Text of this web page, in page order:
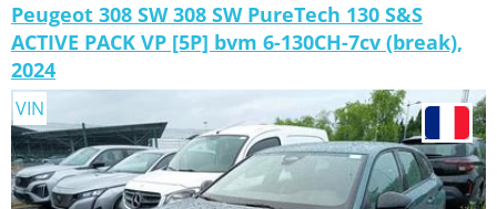
Peugeot 308 SW 308 SW PureTech 130 S&S
ACTIVE PACK VP [5P] bvm 6-130CH-7cv (break),
2024
VIN